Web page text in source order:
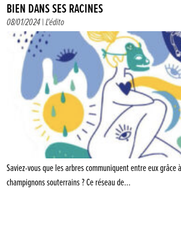
BIEN DANS SES RACINES
08/01/2024 |L'édito
Saviez-vous que les arbres communiquent entre eux grâce
champignons souterrains ? Ce réseau de…